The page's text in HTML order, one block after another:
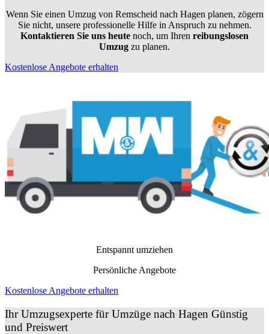
Wenn Sie einen Umzug von Remscheid nach Hagen planen, zögern
Sie nicht, unsere professionelle Hilfe in Anspruch zu nehmen.
Kontaktieren Sie uns heute noch, um Ihren reibungslosen
Umzug zu planen.
Kostenlose Angebote erhalten
Entspannt umziehen
Persönliche Angebote
Kostenlose Angebote erhalten
Ihr Umzugsexperte für Umzüge nach Hagen Günstig
und Preiswert